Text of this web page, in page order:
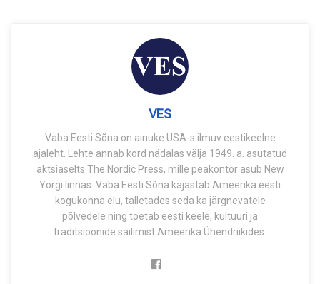
VES
Vaba Eesti Sõna on ainuke USA-s ilmuv eestikeelne
ajaleht. Lehte annab kord nädalas välja 1949. a. asutatud
aktsiaselts The Nordic Press, mille peakontor asub New
Yorgi linnas. Vaba Eesti Sõna kajastab Ameerika eesti
kogukonna elu, talletades seda ka järgnevatele
põlvedele ning toetab eesti keele, kultuuri ja
traditsioonide säilimist Ameerika Ühendriikides.